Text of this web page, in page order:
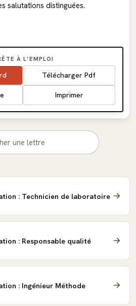
salutations distinguées.
À L'EMPLOI
Télécharger Pdf
Imprimer
: Technicien de laboratoire
: Responsable qualité
: Ingénieur Méthode